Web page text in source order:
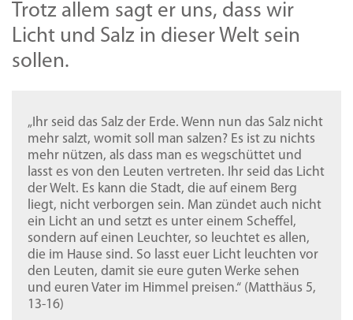
Trotz allem sagt er uns, dass wir
Licht und Salz in dieser Welt sein
sollen.
„Ihr seid das Salz der Erde. Wenn nun das Salz nicht
mehr salzt, womit soll man salzen? Es ist zu nichts
mehr nützen, als dass man es wegschüttet und
lasst es von den Leuten vertreten. Ihr seid das Licht
der Welt. Es kann die Stadt, die auf einem Berg
liegt, nicht verborgen sein. Man zündet auch nicht
ein Licht an und setzt es unter einem Scheffel,
sondern auf einen Leuchter, so leuchtet es allen,
die im Hause sind. So lasst euer Licht leuchten vor
den Leuten, damit sie eure guten Werke sehen
und euren Vater im Himmel preisen.“ (Matthäus 5,
13-16)